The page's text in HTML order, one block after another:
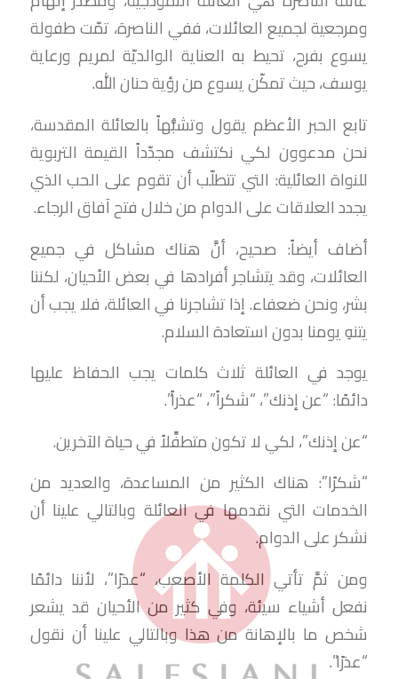
ومرجعية لجميع العائلات، ففي الناصرة، تمّت طفولة
يسوع بفرح، تحيط به العناية الوالديّة لمريم ورعاية
يوسف، حيث تمكّن يسوع من رؤية حنان الله.
تابع الحبر الأعظم يقول وتشبُّهاً بالعائلة المقدسة،
نحن مدعوون لكي نكتشف مجدّداً القيمة التربوية
للنواة العائلية: التي تتطلّب أن تقوم على الحب الذي
يجدد العلاقات على الدوام من خلال فتح آفاق الرجاء.
أضاف أيضاً: صحيح، أنَّ هناك مشاكل في جميع
العائلات، وقد يتشاجر أفرادها في بعض الأحيان، لكننا
بشر، ونحن ضعفاء. إذا تشاجرنا في العائلة، فلا يجب أن
يتنهِ يومنا بدون استعادة السلام.
يوجد في العائلة ثلاث كلمات يجب الحفاظ عليها
دائمًا: “عن إذنك”، “شكراً”، “عذراً”.
“عن إذنك”، لكي لا تكون متطفِّلاً في حياة الآخرين.
“شكرًا”: هناك الكثير من المساعدة، والعديد من
الخدمات التي نقدمها في العائلة وبالتالي علينا أن
نشكر على الدوام.
ومن ثمَّ تأتي الكلمة الأصعب، “عذرًا”، لأننا دائمًا
نفعل أشياء سيئة، وفي كثير من الأحيان قد يشعر
شخص ما بالإهانة من هذا وبالتالي علينا أن نقول
“عذرًا”.